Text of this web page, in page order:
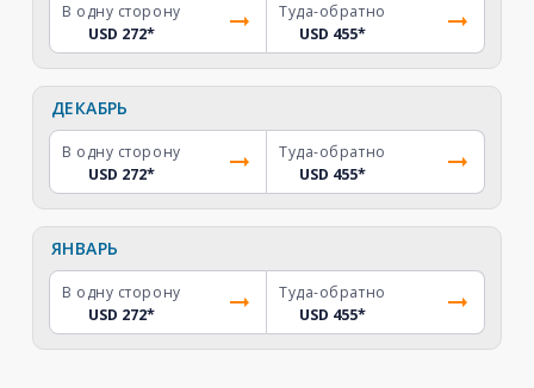
В одну сторону
USD 272*
Туда-обратно
USD 455*
ДЕКАБРЬ
В одну сторону
USD 272*
Туда-обратно
USD 455*
ЯНВАРЬ
В одну сторону
USD 272*
Туда-обратно
USD 455*